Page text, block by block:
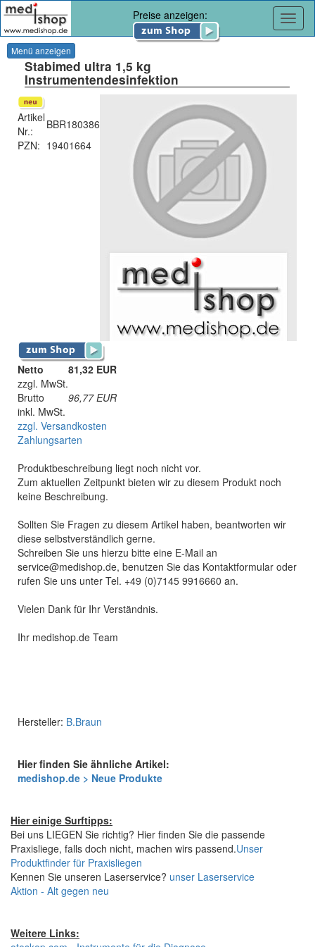
Preise anzeigen:
Menü anzeigen
Stabimed ultra 1,5 kg
Instrumentendesinfektion
Artikel
Nr.:
BBR180386
PZN: 19401664
Netto
81,32 EUR
zzgl. MwSt.
Brutto
96,77 EUR
inkl. MwSt.
zzgl. Versandkosten
Zahlungsarten
Produktbeschreibung liegt noch nicht vor.
Zum aktuellen Zeitpunkt bieten wir zu diesem Produkt noch
keine Beschreibung.
Sollten Sie Fragen zu diesem Artikel haben, beantworten wir
diese selbstverständlich gerne.
Schreiben Sie uns hierzu bitte eine E-Mail an
service@medishop.de, benutzen Sie das Kontaktformular oder
rufen Sie uns unter Tel. +49 (0)7145 9916660 an.
Vielen Dank für Ihr Verständnis.
Ihr medishop.de Team
Hersteller: B.Braun
Hier finden Sie ähnliche Artikel:
medishop.de > Neue Produkte
Hier einige Surftipps:
Bei uns LIEGEN Sie richtig? Hier finden Sie die passende
Praxisliege, falls doch nicht, machen wirs passend.Unser
Produktfinder für Praxisliegen
Kennen Sie unseren Laserservice? unser Laserservice
Aktion - Alt gegen neu
Weitere Links: